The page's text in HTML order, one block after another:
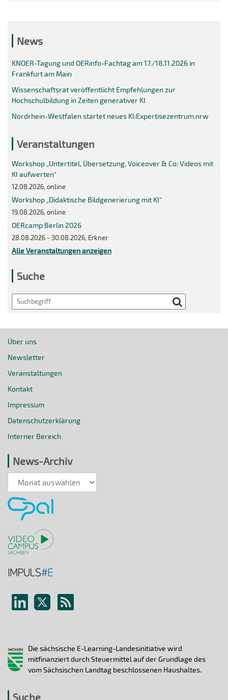
News
KNOER-Tagung und OERinfo-Fachtag am 17./18.11.2026 in
Frankfurt am Main
Wissenschaftsrat veröffentlicht Empfehlungen zur
Hochschulbildung in Zeiten generativer KI
Nordrhein-Westfalen startet neues KI:Expertisezentrum.nrw
Veranstaltungen
Workshop „Untertitel, Übersetzung, Voiceover & Co: Videos mit
KI aufwerten“
12.08.2026, online
Workshop „Didaktische Bildgenerierung mit KI“
19.08.2026, online
OERcamp Berlin 2026
28.08.2026 - 30.08.2026, Erkner
Alle Veranstaltungen anzeigen
Suche
Search
Über uns
Newsletter
Veranstaltungen
Kontakt
Impressum
Datenschutzerklärung
Interner Bereich
News-Archiv
News-
Archiv
Die sächsische E-Learning-Landesinitiative wird
mitfinanziert durch Steuermittel auf der Grundlage des
vom Sächsischen Landtag beschlossenen Haushaltes.
Suche